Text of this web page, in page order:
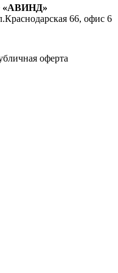
«АВИНД»
66, офис 6
оферта